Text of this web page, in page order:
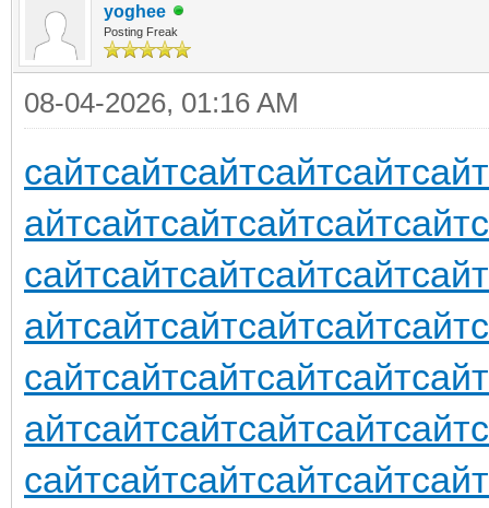
yoghee
Posting Freak
08-04-2026, 01:16 AM
сайтсайтсайтсайтсайтсайт
айтсайтсайтсайтсайтсайт
сайтсайтсайтсайтсайтсайт
айтсайтсайтсайтсайтсайт
сайтсайтсайтсайтсайтсайт
айтсайтсайтсайтсайтсайт
сайтсайтсайтсайтсайтсайт